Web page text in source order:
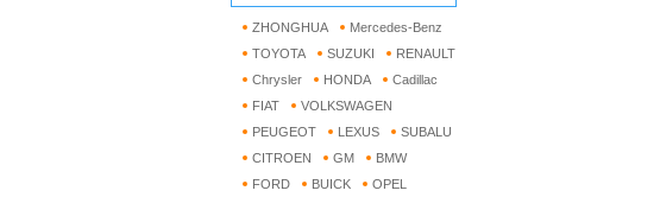
ZHONGHUA
Mercedes-Benz
TOYOTA
SUZUKI
RENAULT
Chrysler
HONDA
Cadillac
FIAT
VOLKSWAGEN
PEUGEOT
LEXUS
SUBALU
CITROEN
GM
BMW
FORD
BUICK
OPEL